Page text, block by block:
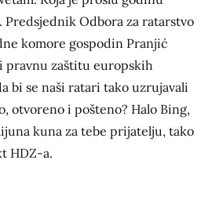
Odbora za ratarstvo
komore gospodin Pranjić
pravnu zaštitu europskih
bi se naši ratari tako uzrujavali
otvoreno i pošteno? Halo Bing,
kuna za tebe prijatelju, tako
HDZ-a.